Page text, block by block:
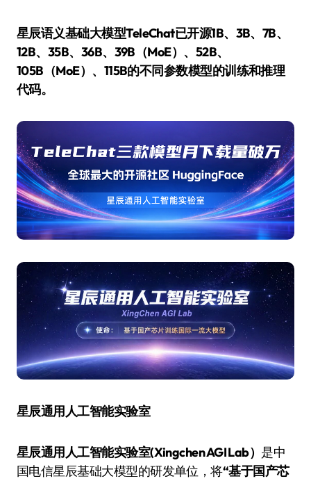
星辰语义基础大模型TeleChat已开源1B、3B、7B、
12B、35B、36B、39B（MoE）、52B、
105B（MoE）、115B的不同参数模型的训练和推理
代码。
星辰通用人工智能实验室
星辰通用人工智能实验室(Xingchen AGI Lab） 是中
国电信星辰基础大模型的研发单位，将“基于国产芯